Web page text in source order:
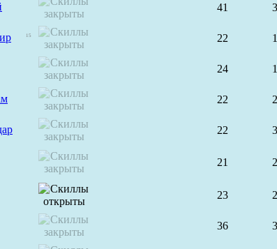
41 3
15 22 1
24 1
22 2
22 3
21 2
23 2
36 3